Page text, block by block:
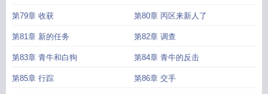
第79章 收获 第80章 丙区来新人了
第81章 新的任务 第82章 调查
第83章 青牛和白狗 第84章 青牛的反击
第85章 行踪 第86章 交手